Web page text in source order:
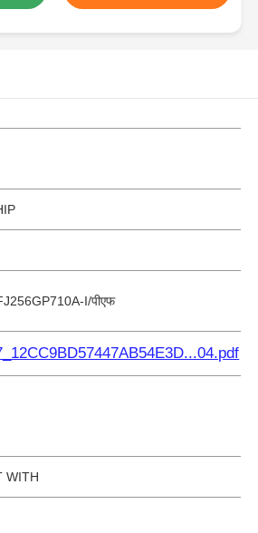
I/पीएफ
WITH